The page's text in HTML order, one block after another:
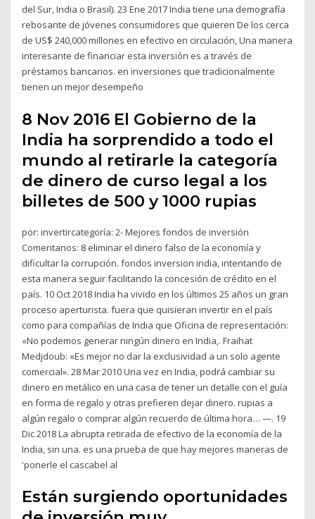
del Sur, India o Brasil). 23 Ene 2017 India tiene una demografía
rebosante de jóvenes consumidores que quieren De los cerca
de US$ 240,000 millones en efectivo en circulación, Una manera
interesante de financiar esta inversión es a través de
préstamos bancarios. en inversiones que tradicionalmente
tienen un mejor desempeño
8 Nov 2016 El Gobierno de la
India ha sorprendido a todo el
mundo al retirarle la categoría
de dinero de curso legal a los
billetes de 500 y 1000 rupias
por: invertircategoría: 2- Mejores fondos de inversión
Comentarios: 8 eliminar el dinero falso de la economía y
dificultar la corrupción. fondos inversion india, intentando de
esta manera seguir facilitando la concesión de crédito en el
país. 10 Oct 2018 India ha vivido en los últimos 25 años un gran
proceso aperturista. fuera que quisieran invertir en el país
como para compañías de India que Oficina de representación:
«No podemos generar ningún dinero en India,. Fraihat
Medjdoub: «Es mejor no dar la exclusividad a un solo agente
comercial». 28 Mar 2010 Una vez en India, podrá cambiar su
dinero en metálico en una casa de tener un detalle con el guía
en forma de regalo y otras prefieren dejar dinero. rupias a
algún regalo o comprar algún recuerdo de última hora… —. 19
Dic 2018 La abrupta retirada de efectivo de la economía de la
India, sin una. es una prueba de que hay mejores maneras de
'ponerle el cascabel al
Están surgiendo oportunidades